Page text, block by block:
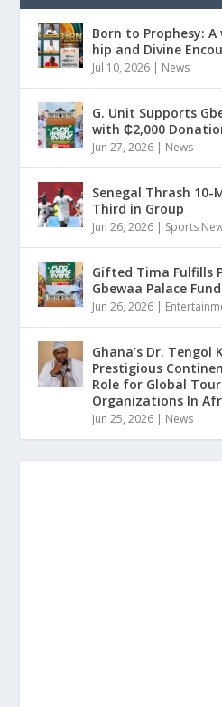
Born to Prophesy: A
hip and Divine
Jul 10, 2026 | News
G. Unit Supports
with ₵2,000
Jun 27, 2026 | News
Senegal Thrash 10-
Third in Group
Jun 26, 2026 | Sports
Gifted Tima Fulfills
Gbewaa Palace
Jun 26, 2026 |
Ghana’s Dr. Tengol
Prestigious
Role for Global
Organizations In
Jun 25, 2026 | News